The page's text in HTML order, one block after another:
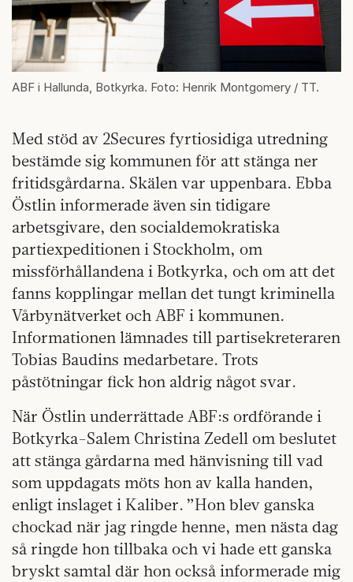
ABF i Hallunda, Botkyrka. Foto: Henrik Montgomery / TT.
Med stöd av 2Secures fyrtiosidiga utredning
bestämde sig kommunen för att stänga ner
fritidsgårdarna. Skälen var uppenbara. Ebba
Östlin informerade även sin tidigare
arbetsgivare, den socialdemokratiska
partiexpeditionen i Stockholm, om
missförhållandena i Botkyrka, och om att det
fanns kopplingar mellan det tungt kriminella
Vårbynätverket och ABF i kommunen.
Informationen lämnades till partisekreteraren
Tobias Baudins medarbetare. Trots
påstötningar fick hon aldrig något svar.
När Östlin underrättade ABF:s ordförande i
Botkyrka-Salem Christina Zedell om beslutet
att stänga gårdarna med hänvisning till vad
som uppdagats möts hon av kalla handen,
enligt inslaget i Kaliber. ”Hon blev ganska
chockad när jag ringde henne, men nästa dag
så ringde hon tillbaka och vi hade ett ganska
bryskt samtal där hon också informerade mig